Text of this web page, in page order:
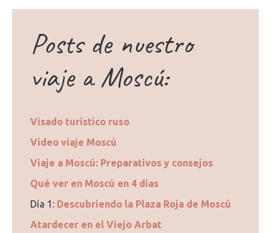
Posts de nuestro
viaje a Moscú:
Visado turístico ruso
Vídeo viaje Moscú
Viaje a Moscú: Preparativos y consejos
Qué ver en Moscú en 4 días
Día 1: Descubriendo la Plaza Roja de Moscú
Atardecer en el Viejo Arbat